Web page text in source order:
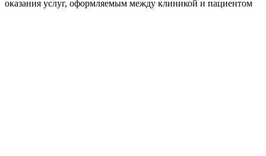
оказания услуг, оформляемым между клиникой и пациентом